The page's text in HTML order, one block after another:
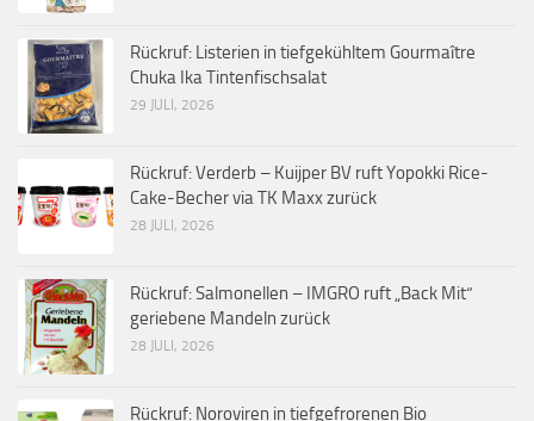
Rückruf: Listerien in tiefgekühltem Gourmaître
Chuka Ika Tintenfischsalat
29 JULI, 2026
Rückruf: Verderb – Kuijper BV ruft Yopokki Rice-
Cake-Becher via TK Maxx zurück
28 JULI, 2026
Rückruf: Salmonellen – IMGRO ruft „Back Mit“
geriebene Mandeln zurück
28 JULI, 2026
Rückruf: Noroviren in tiefgefrorenen Bio